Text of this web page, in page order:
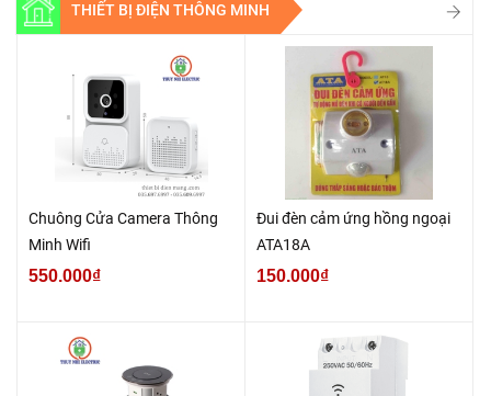
THIẾT BỊ ĐIỆN THÔNG MINH
Chuông Cửa Camera Thông
Minh Wifi
550.000₫
Đui đèn cảm ứng hồng ngoại
ATA18A
150.000₫